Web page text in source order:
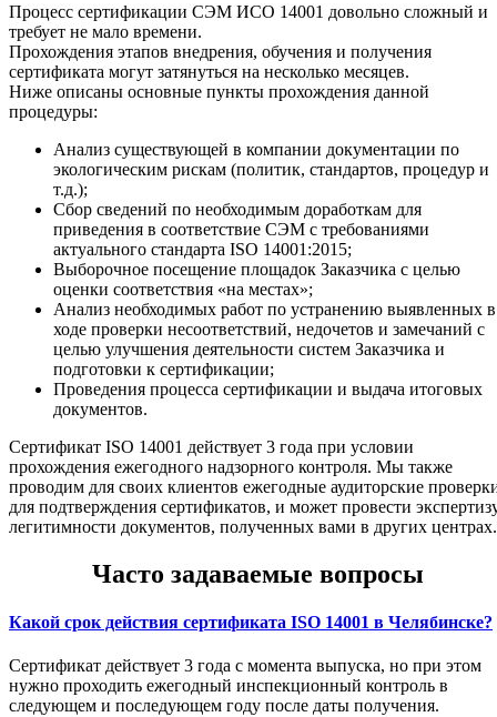
Процесс сертификации СЭМ ИСО 14001 довольно сложный и
требует не мало времени.
Прохождения этапов внедрения, обучения и получения
сертификата могут затянуться на несколько месяцев.
Ниже описаны основные пункты прохождения данной
процедуры:
Анализ существующей в компании документации по
экологическим рискам (политик, стандартов, процедур и
т.д.);
Сбор сведений по необходимым доработкам для
приведения в соответствие СЭМ с требованиями
актуального стандарта ISO 14001:2015;
Выборочное посещение площадок Заказчика с целью
оценки соответствия «на местах»;
Анализ необходимых работ по устранению выявленных в
ходе проверки несоответствий, недочетов и замечаний с
целью улучшения деятельности систем Заказчика и
подготовки к сертификации;
Проведения процесса сертификации и выдача итоговых
документов.
Сертификат ISO 14001 действует 3 года при условии
прохождения ежегодного надзорного контроля. Мы также
проводим для своих клиентов ежегодные аудиторские
для подтверждения сертификатов, и может провести
легитимности документов, полученных вами в других центрах.
Часто задаваемые вопросы
Какой срок действия сертификата ISO 14001 в Челябинске?
Сертификат действует 3 года с момента выпуска, но при этом
нужно проходить ежегодный инспекционный контроль в
следующем и последующем году после даты получения.